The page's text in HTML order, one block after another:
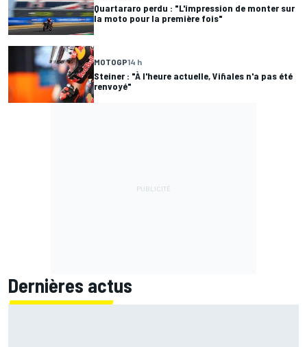
Quartararo perdu : "L'impression de monter sur
la moto pour la première fois"
MOTOGP14 h
Steiner : "À l'heure actuelle, Viñales n'a pas été
renvoyé"
Dernières actus